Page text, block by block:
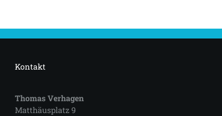
Kontakt
Thomas Verhagen
Matthäusplatz 9